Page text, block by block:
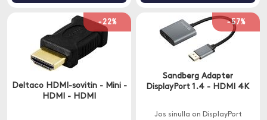
-22%
Deltaco HDMI-sovitin - Mini -
HDMI - HDMI
-57%
Sandberg Adapter
DisplayPort 1.4 - HDMI 4K
Jos sinulla on DisplayPort